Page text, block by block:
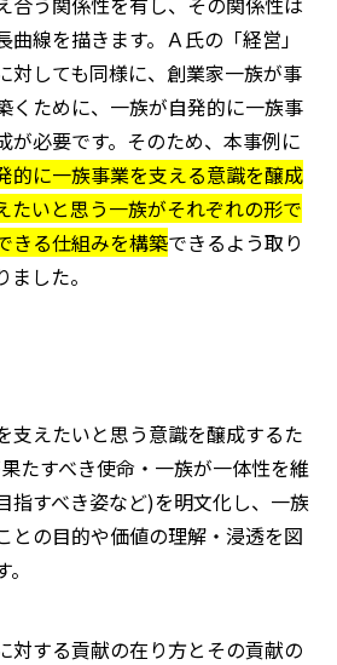
線を描きます。Ａ氏の「経営」
対しても同様に、創業家一族が事
くために、一族が自発的に一族事
が必要です。そのため、本事例に
的に一族事業を支える意識を醸成
たいと思う一族がそれぞれの形で
きる仕組みを構築できるよう取り
した。
支えたいと思う意識を醸成するた
たすべき使命・一族が一体性を維
指すべき姿など)を明文化し、一族
との目的や価値の理解・浸透を図
対する貢献の在り方とその貢献の